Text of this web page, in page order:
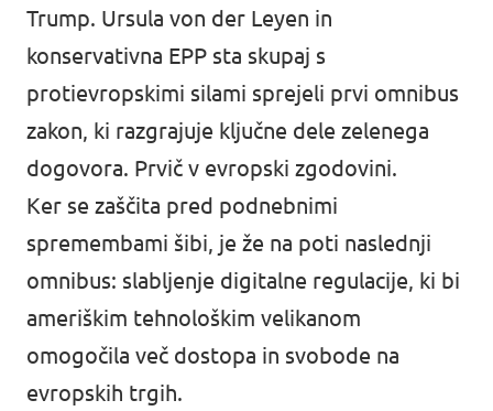
Trump. Ursula von der Leyen in
konservativna EPP sta skupaj s
protievropskimi silami sprejeli prvi omnibus
zakon, ki razgrajuje ključne dele zelenega
dogovora. Prvič v evropski zgodovini.
Ker se zaščita pred podnebnimi
spremembami šibi, je že na poti naslednji
omnibus: slabljenje digitalne regulacije, ki bi
ameriškim tehnološkim velikanom
omogočila več dostopa in svobode na
evropskih trgih.